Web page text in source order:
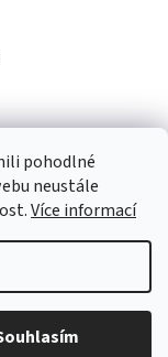
pohodlné
neustále
Více informací
práva vyhrazena.